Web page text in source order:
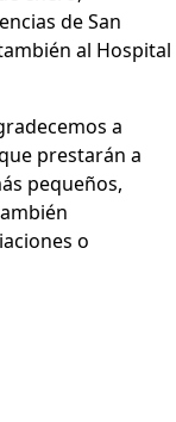
de San
al Hospital
a
prestarán a
pequeños,
o